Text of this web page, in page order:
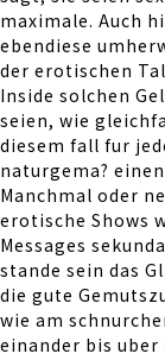
maximale. Auch
ebendiese
der erotischen
Inside solchen
seien, wie
diesem fall fur
naturgema?
Manchmal oder
erotische Shows
Messages
stande sein das
die gute
wie am
einander bis